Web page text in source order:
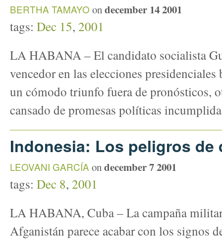
BERTHA TAMAYO on december 14 2001
tags: Dec 15, 2001
LA HABANA – El candidato socialista
vencedor en las elecciones
un cómodo triunfo fuera de pronósticos,
cansado de promesas políticas
Indonesia: Los peligros de
LEOVANI GARCÍA ondecember 7 2001
tags: Dec 8, 2001
LA HABANA, Cuba – La campaña
Afganistán parece acabar con los signos